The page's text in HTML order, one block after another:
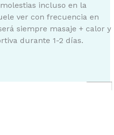
incluso en la
ver con frecuencia en
siempre masaje + calor y
durante 1-2 días.